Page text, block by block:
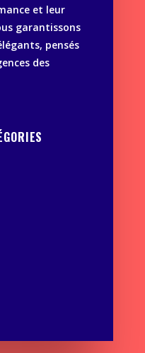
et leur
garantissons
pensés
des